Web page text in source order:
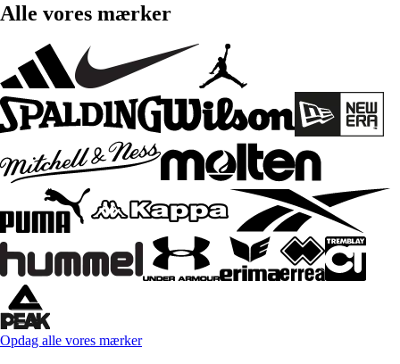
Alle vores mærker
Opdag alle vores mærker